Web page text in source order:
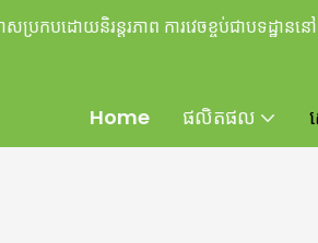
សប្រកបដោយនិរន្តរភាព ការវេចខ្ចប់ជាបទដ្ឋាននៅ
Home ផលិតផល